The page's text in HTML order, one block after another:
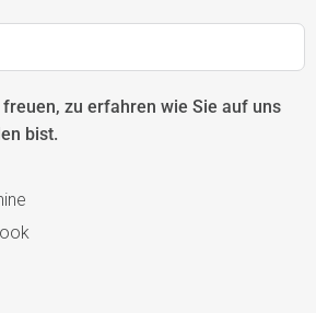
zu erfahren wie Sie auf uns
bist.